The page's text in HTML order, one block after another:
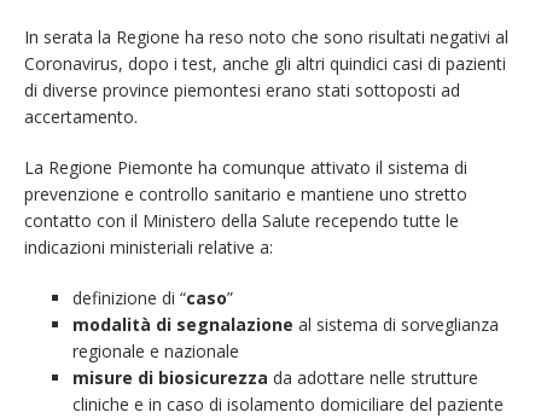
In serata la Regione ha reso noto che sono risultati negativi al
Coronavirus, dopo i test, anche gli altri quindici casi di pazienti
di diverse province piemontesi erano stati sottoposti ad
accertamento.
La Regione Piemonte ha comunque attivato il sistema di
prevenzione e controllo sanitario e mantiene uno stretto
contatto con il Ministero della Salute recependo tutte le
indicazioni ministeriali relative a:
definizione di “caso”
modalità di segnalazione al sistema di sorveglianza
regionale e nazionale
misure di biosicurezza da adottare nelle strutture
cliniche e in caso di isolamento domiciliare del paziente